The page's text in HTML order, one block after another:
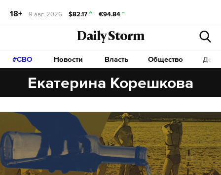
18+ 9 авг. 2026 $82.17 €94.84
Daily Storm
#СВО Новости Власть Общество
Екатерина Корешкова